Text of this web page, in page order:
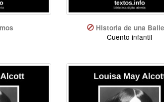
Historia de una
Cuento infantil